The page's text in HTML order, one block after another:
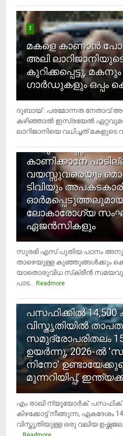
3
മകളെ കാണാന്‍
അലി
കുറിക്കപ്പെട്ടു,
ഗാര്‍ഡുകളും ഒപ്പം
ദുബായ് : പരമോന്നത നേതാവ്
കഴിഞ്ഞാല്‍ ഇസ്രയേല്‍
ലാറിജാനിയെ വധിച്ചത് മകളുടെ
4
രണ്ടു വയസ്സില്‍
കാണിക്കാനേ
വയസ്സുവരെയും
ടിവിയും
ലോകാരോഗ്യ
ഏജന്‍സികളും
സുരഭി എസ് പുതിയ പഠനം
താഴെയുള്ള കുഞ്ഞുങ്ങള്‍ക്കും
യാതൊരുവിധ സ്‌ക്രീന്‍
പാട... Readmore
പസഫിക്കില്‍ 14,500
വിസ്തൃതിയില്‍
സമുദ്രോപരിതലം 15
ഉയര്‍ന്നു, 2026-ല്‍
നിനോ'
മുന്നറിയിപ്പ്,
എം രാഖി ന്യൂയോര്‍ക്:
കിഴക്കോട്ട് നീങ്ങുന്ന, ഏകദേശം
വിസ്തൃതിയുള്ള ഒരു വലിയ